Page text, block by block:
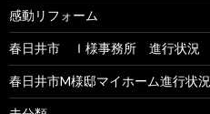
感動リフォーム
春日井市 Ｉ様事務所 進行状況
春日井市M様邸マイホーム進行状況